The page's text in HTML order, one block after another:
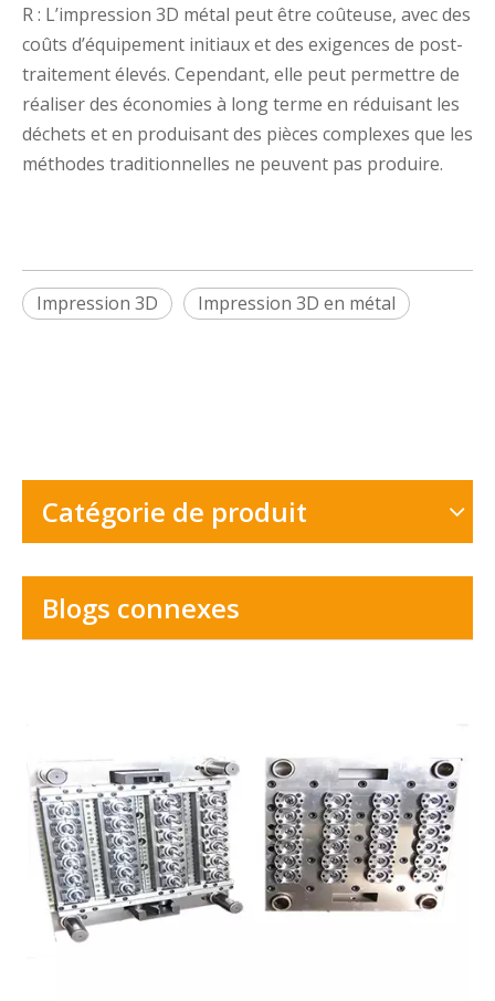
R : L’impression 3D métal peut être coûteuse, avec des
coûts d’équipement initiaux et des exigences de post-
traitement élevés. Cependant, elle peut permettre de
réaliser des économies à long terme en réduisant les
déchets et en produisant des pièces complexes que les
méthodes traditionnelles ne peuvent pas produire.
Impression 3D Impression 3D en métal
Catégorie de produit
Blogs connexes